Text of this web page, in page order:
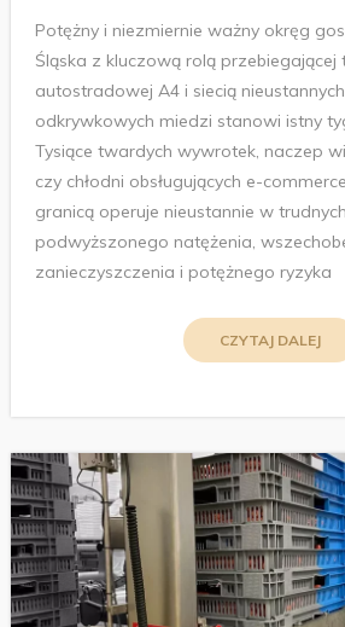
Potężny i niezmiernie ważny okręg
Śląska z kluczową rolą przebiegającej
autostradowej A4 i siecią
odkrywkowych miedzi stanowi istny
Tysiące twardych wywrotek, naczep
czy chłodni obsługujących e-
granicą operuje nieustannie w
podwyższonego natężenia,
zanieczyszczenia i potężnego ryzyka
CZYTAJ DALEJ